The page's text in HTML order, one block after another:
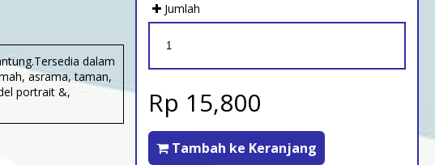
dalam
asrama, taman,
portrait &,
Jumlah
Rp 15,800
Tambah ke Keranjang